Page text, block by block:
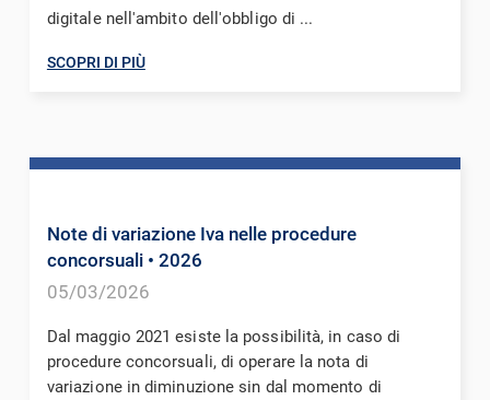
digitale nell'ambito dell'obbligo di ...
SCOPRI DI PIÙ
Note di variazione Iva nelle procedure
concorsuali • 2026
05/03/2026
Dal maggio 2021 esiste la possibilità, in caso di
procedure concorsuali, di operare la nota di
variazione in diminuzione sin dal momento di